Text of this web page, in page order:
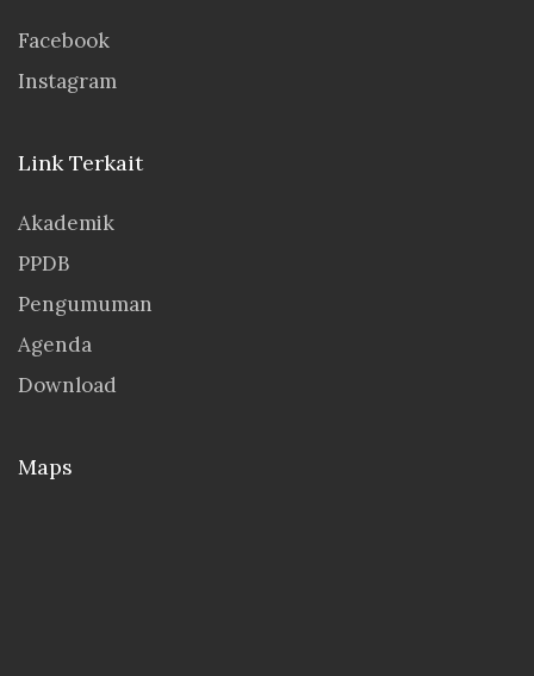
Facebook
Instagram
Link Terkait
Akademik
PPDB
Pengumuman
Agenda
Download
Maps